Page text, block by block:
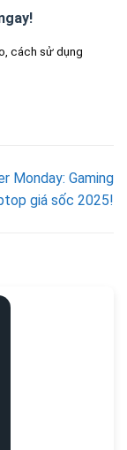
cách sử dụng
Monday: Gaming
giá sốc 2025!